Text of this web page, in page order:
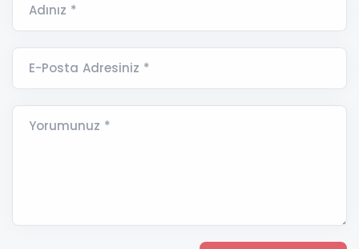
Adınız *
E-Posta Adresiniz *
Yorumunuz *